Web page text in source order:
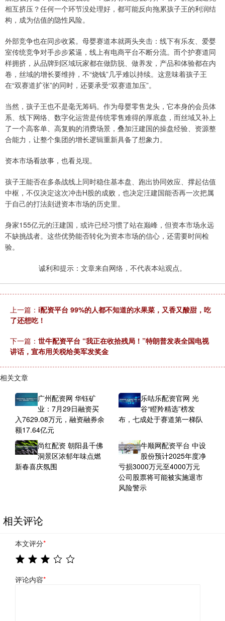
相互挤压？任何一个环节没处理好，都可能反向拖累孩子王的利润结
构，成为估值的隐性风险。
外部竞争也在同步收紧。母婴赛道本就两头夹击：线下有乐友、爱婴
室传统竞争对手步步紧逼，线上有电商平台不断分流。而个护赛道同
样拥挤，从品牌到区域玩家都在做防脱、做养发，产品和体验都在内
卷，丝域的增长要维持，不“烧钱”几乎难以持续。这意味着孩子王
在“双赛道扩张”的同时，还要承受“双赛道加压”。
当然，孩子王也不是毫无筹码。作为母婴零售龙头，它本身的会员体
系、线下网络、数字化运营是传统零售难得的厚底盘，而丝域又补上
了一个高客单、高复购的消费场景，叠加汪建国的操盘经验、资源整
合能力，让整个集团的增长逻辑重新具备了想象力。
资本市场看故事，也看兑现。
孩子王能否在多条战线上同时稳住基本盘、跑出协同效应、撑起估值
中枢，不仅决定这次冲击H股的成败，也决定汪建国能否再一次把属
于自己的打法刻进资本市场的历史里。
身家155亿元的汪建国，或许已经习惯了站在巅峰，但资本市场永远
不缺挑战者。这些优势能否转化为资本市场的信心，还需要时间检
验。
诚利和提示：文章来自网络，不代表本站观点。
上一篇： i配资平台 99%的人都不知道的水果菜，又香又酸甜，吃
了还想吃！
下一篇： 世牛配资平台 “我正在收拾残局！”特朗普发表全国电视
讲话，宣布用关税给美军发奖金
相关文章
广州配资网 华钰矿
业：7月29日融资买
入7629.08万元，融资融券余
额17.64亿元
乐咕乐配资官网 光
谷“瞪羚精选”榜发
布，七成处于赛道第一梯队
尚红配资 朝阳县千佛
洞景区浓郁年味点燃
新春喜庆氛围
牛顺网配资平台 中设
股份预计2025年度净
亏损3000万元至4000万元
公司股票将可能被实施退市
风险警示
相关评论
本文评分*
评论内容*